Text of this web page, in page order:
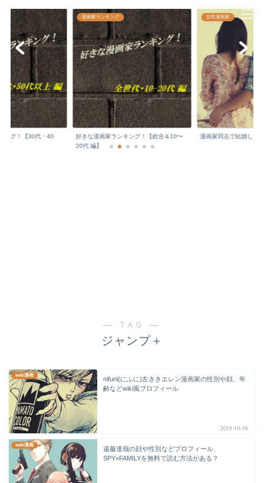
日本の文化を支える敬愛すべき漫画家先生の
顔や年収などをチェックしちゃいます♪
ング！【30代・40
漫画家ランキング
好きな漫画家ランキング！【総合＆10〜
20代 編】
女性漫画家
漫画家同志で結婚した
― TAG ―
ジャンプ＋
web漫画
nifuni(にふに)左ききエレン漫画家の性別や顔、年
齢などwiki風プロフィール
2019-10-16
web漫画
遠藤達哉の顔や性別などプロフィール、
SPY×FAMILYを無料で読む方法がある？